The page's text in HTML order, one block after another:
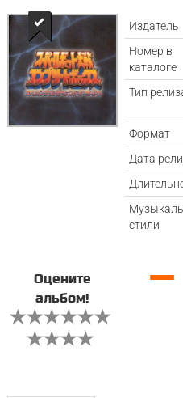
Издатель
Номер в
каталоге
Тип
Формат
Дата
стили
Оцените
альбом!
—